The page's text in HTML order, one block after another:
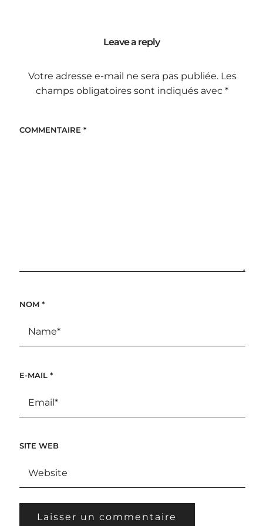
Leave a reply
Votre adresse e-mail ne sera pas publiée. Les
champs obligatoires sont indiqués avec*
COMMENTAIRE *
NOM *
E-MAIL *
SITE WEB